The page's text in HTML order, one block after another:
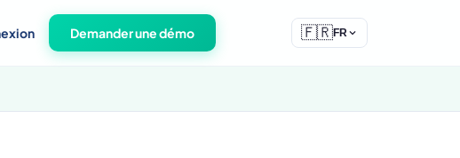
Demander une démo 🇫🇷FR